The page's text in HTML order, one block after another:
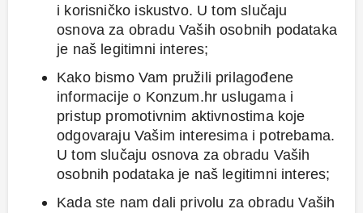
i korisničko iskustvo. U tom slučaju
osnova za obradu Vaših osobnih podataka
je naš legitimni interes;
Kako bismo Vam pružili prilagođene
informacije o Konzum.hr uslugama i
pristup promotivnim aktivnostima koje
odgovaraju Vašim interesima i potrebama.
U tom slučaju osnova za obradu Vaših
osobnih podataka je naš legitimni interes;
Kada ste nam dali privolu za obradu Vaših